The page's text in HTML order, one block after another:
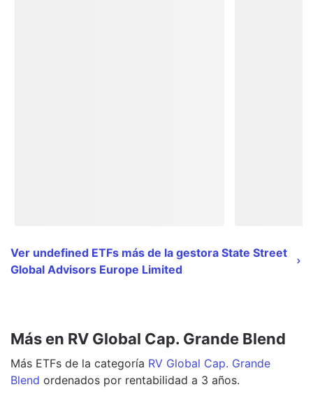
Ver undefined ETFs más de la gestora State Street
Global Advisors Europe Limited
Más en RV Global Cap. Grande Blend
Más ETFs de la categoría RV Global Cap. Grande
Blend ordenados por rentabilidad a 3 años.